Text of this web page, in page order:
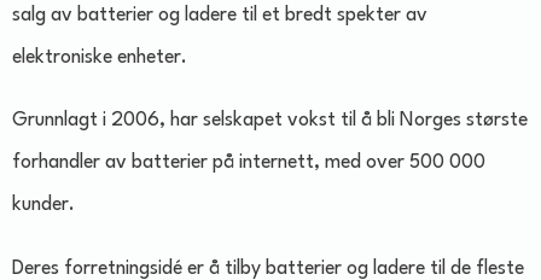
salg av batterier og ladere til et bredt spekter av
elektroniske enheter.
Grunnlagt i 2006, har selskapet vokst til å bli Norges største
forhandler av batterier på internett, med over 500 000
kunder.
Deres forretningsidé er å tilby batterier og ladere til de fleste